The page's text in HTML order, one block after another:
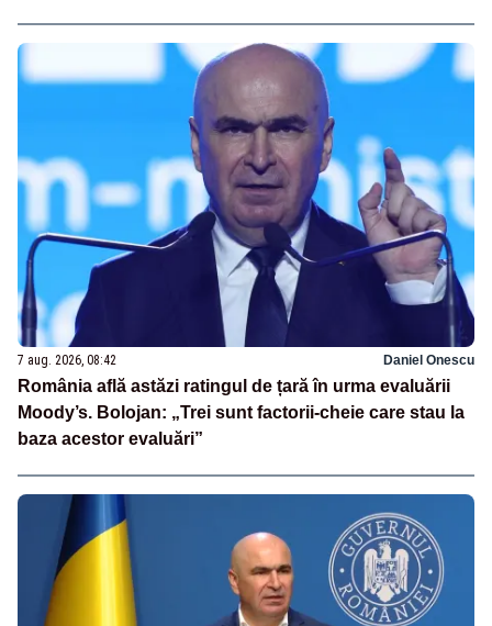
7 aug. 2026, 08:42 Daniel Onescu
România află astăzi ratingul de țară în urma evaluării
Moody’s. Bolojan: „Trei sunt factorii-cheie care stau la
baza acestor evaluări”